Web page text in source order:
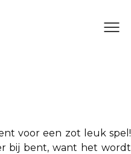
voor een zot leuk spel!
bij bent, want het wordt